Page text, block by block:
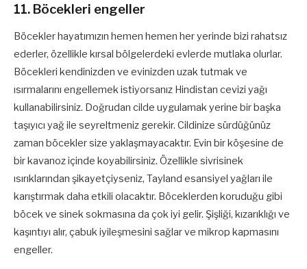
11. Böcekleri engeller
Böcekler hayatımızın hemen hemen her yerinde bizi rahatsız
ederler, özellikle kırsal bölgelerdeki evlerde mutlaka olurlar.
Böcekleri kendinizden ve evinizden uzak tutmak ve
ısırmalarını engellemek istiyorsanız Hindistan cevizi yağı
kullanabilirsiniz. Doğrudan cilde uygulamak yerine bir başka
taşıyıcı yağ ile seyreltmeniz gerekir. Cildinize sürdüğünüz
zaman böcekler size yaklaşmayacaktır. Evin bir köşesine de
bir kavanoz içinde koyabilirsiniz. Özellikle sivrisinek
ısırıklarından şikayetçiyseniz, Tayland esansiyel yağları ile
karıştırmak daha etkili olacaktır. Böceklerden koruduğu gibi
böcek ve sinek sokmasına da çok iyi gelir. Şişliği, kızarıklığı ve
kaşıntıyı alır, çabuk iyileşmesini sağlar ve mikrop kapmasını
engeller.